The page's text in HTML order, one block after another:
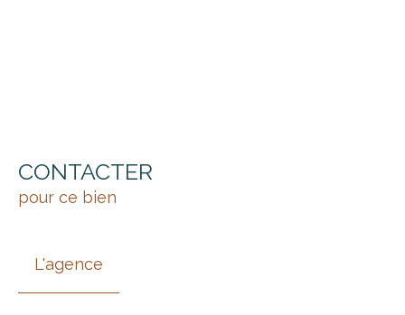
CONTACTER
pour ce bien
L'agence